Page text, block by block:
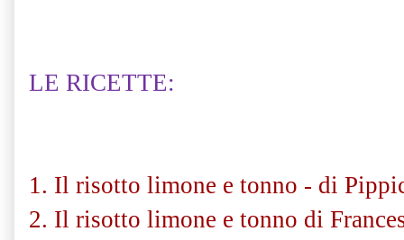
LE RICETTE:
1. Il risotto limone e tonno - di
2. Il risotto limone e tonno di